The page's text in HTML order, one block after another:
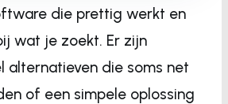
die prettig werkt en
wat je zoekt. Er zijn
alternatieven die soms net
of een simpele oplossing